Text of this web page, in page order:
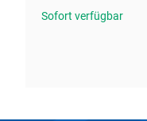
Sofort verfügbar